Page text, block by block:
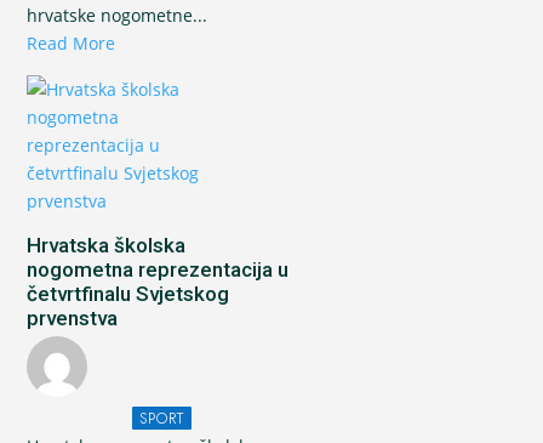
hrvatske nogometne...
Read More
Hrvatska školska
nogometna reprezentacija u
četvrtfinalu Svjetskog
prvenstva
SPORT